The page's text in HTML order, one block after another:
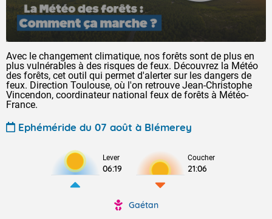
Avec le changement climatique, nos forêts sont de plus en
plus vulnérables à des risques de feux. Découvrez la Météo
des forêts, cet outil qui permet d'alerter sur les dangers de
feux. Direction Toulouse, où l'on retrouve Jean-Christophe
Vincendon, coordinateur national feux de forêts à Météo-
France.
Ephéméride du 07 août à Blémerey
Lever
06:19
Coucher
21:06
Gaétan